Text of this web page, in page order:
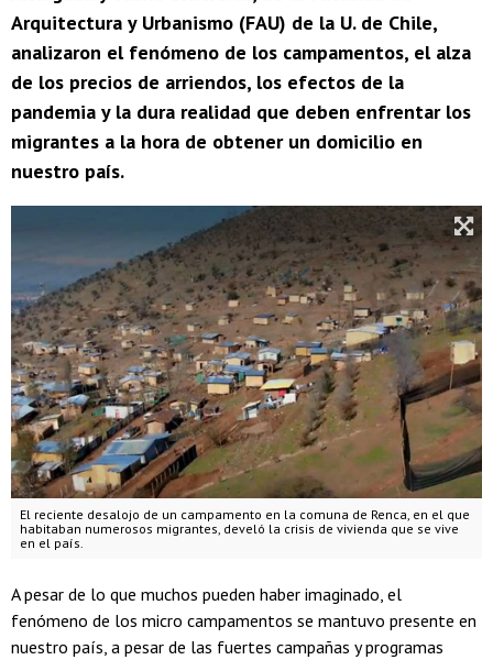
Arquitectura y Urbanismo (FAU) de la U. de Chile,
analizaron el fenómeno de los campamentos, el alza
de los precios de arriendos, los efectos de la
pandemia y la dura realidad que deben enfrentar los
migrantes a la hora de obtener un domicilio en
nuestro país.
El reciente desalojo de un campamento en la comuna de Renca, en el que
habitaban numerosos migrantes, develó la crisis de vivienda que se vive
en el país.
A pesar de lo que muchos pueden haber imaginado, el
fenómeno de los micro campamentos se mantuvo presente en
nuestro país, a pesar de las fuertes campañas y programas